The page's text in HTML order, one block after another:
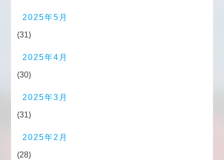
2025年5月
(31)
2025年4月
(30)
2025年3月
(31)
2025年2月
(28)